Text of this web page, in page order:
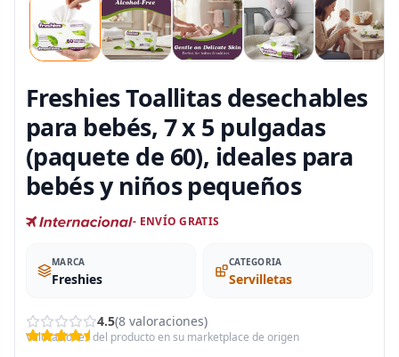
Freshies Toallitas desechables
para bebés, 7 x 5 pulgadas
(paquete de 60), ideales para
bebés y niños pequeños
- ENVÍO GRATIS
MARCA
Freshies
CATEGORIA
Servilletas
4.5(8 valoraciones)
Valoraciones del producto en su marketplace de origen